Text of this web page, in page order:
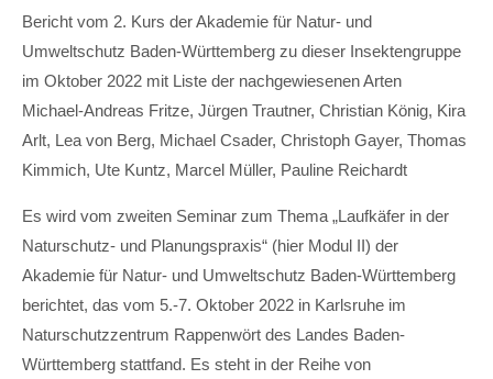
Register | Lost your password?
Support
24h / 365days
Bericht vom 2. Kurs der Akademie für Natur- und
Umweltschutz Baden-Württemberg zu dieser Insektengruppe
im Oktober 2022 mit Liste der nachgewiesenen Arten
Michael-Andreas Fritze, Jürgen Trautner, Christian König, Kira
Arlt, Lea von Berg, Michael Csader, Christoph Gayer, Thomas
Kimmich, Ute Kuntz, Marcel Müller, Pauline Reichardt
Es wird vom zweiten Seminar zum Thema „Laufkäfer in der
Naturschutz- und Planungspraxis“ (hier Modul II) der
Akademie für Natur- und Umweltschutz Baden-Württemberg
berichtet, das vom 5.-7. Oktober 2022 in Karlsruhe im
Naturschutzzentrum Rappenwört des Landes Baden-
Württemberg stattfand. Es steht in der Reihe von